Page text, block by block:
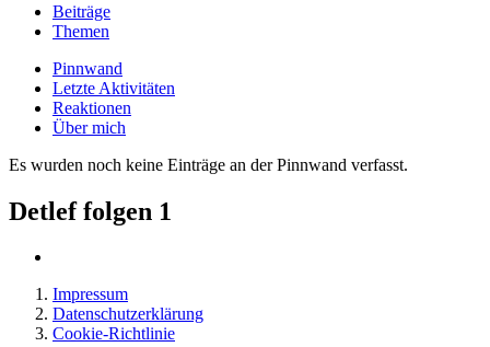
Beiträge
Themen
Pinnwand
Letzte Aktivitäten
Reaktionen
Über mich
Es wurden noch keine Einträge an der Pinnwand verfasst.
Detlef folgen 1
Impressum
Datenschutzerklärung
Cookie-Richtlinie